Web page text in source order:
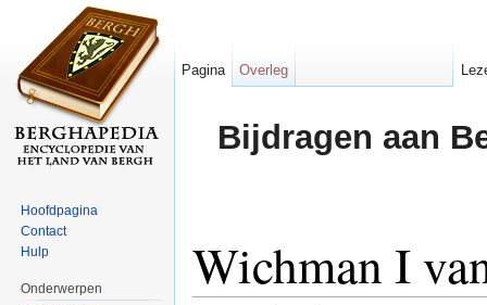
Bijdragen aan
Wichman I
Pagina Overleg
Hoofdpagina
Contact
Hulp
Onderwerpen